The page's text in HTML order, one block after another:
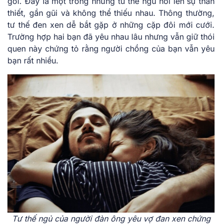
thiết, gần gũi và không thể thiếu nhau. Thông thường,
tư thế đen xen dễ bắt gặp ở những cặp đôi mới cưới.
Trường hợp hai bạn đã yêu nhau lâu nhưng vẫn giữ thói
quen này chứng tỏ rằng người chồng của bạn vẫn yêu
bạn rất nhiều.
Tư thế ngủ của người đàn ông yêu vợ đan xen chứng